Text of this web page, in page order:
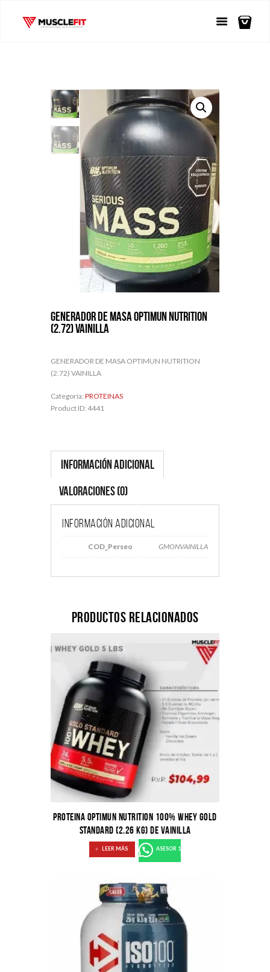
GENERADOR DE MASA OPTIMUN NUTRITION
(2.72) VAINILLA
GENERADOR DE MASA OPTIMUN NUTRITION
(2.72) VAINILLA
Categoría: PROTEINAS
Product ID: 4441
Información adicional
Valoraciones (0)
Información adicional
COD_Perseo GMONVAINILLA
Productos relacionados
PROTEINA OPTIMUN NUTRITION 100% WHEY GOLD
STANDARD (2.26 KG) DE VAINILLA
LEER MÁS ASESOR 1